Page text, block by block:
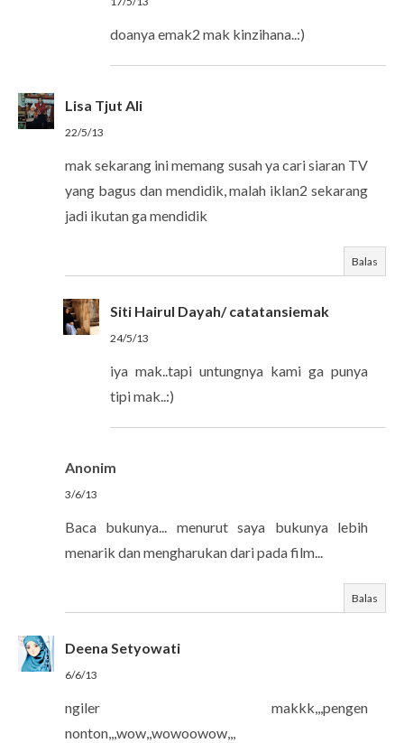
doanya emak2 mak kinzihana..:)
Lisa Tjut Ali
22/5/13
mak sekarang ini memang susah ya cari siaran TV
yang bagus dan mendidik, malah iklan2 sekarang
jadi ikutan ga mendidik
Balas
Siti Hairul Dayah/ catatansiemak
24/5/13
iya mak..tapi untungnya kami ga punya
tipi mak..:)
Anonim
3/6/13
Baca bukunya... menurut saya bukunya lebih
menarik dan mengharukan dari pada film...
Balas
Deena Setyowati
6/6/13
ngiler makkk,,,pengen
nonton,,,wow,,wowoowow,,,